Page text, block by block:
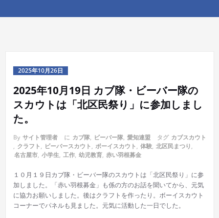
2025年10月26日
2025年10月19日 カブ隊・ビーバー隊の
スカウトは「北区民祭り」に参加しまし
た。
By サイト管理者 に カブ隊, ビーバー隊, 愛知連盟 タグ カブスカウト
, クラフト, ビーバースカウト, ボーイスカウト, 体験, 北区民まつり,
名古屋市, 小学生, 工作, 幼児教育, 赤い羽根募金
１０月１９日カブ隊・ビーバー隊のスカウトは「北区民祭り」に参
加しました。「赤い羽根募金」も係の方のお話を聞いてから、元気
に協力お願いしました。後はクラフトを作ったり。ボーイスカウト
コーナーでパネルも見ました。元気に活動した一日でした。